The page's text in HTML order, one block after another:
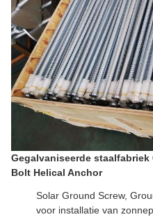
Gegalvaniseerde
Bolt Helical Anchor
Solar Ground Screw,
voor installatie van